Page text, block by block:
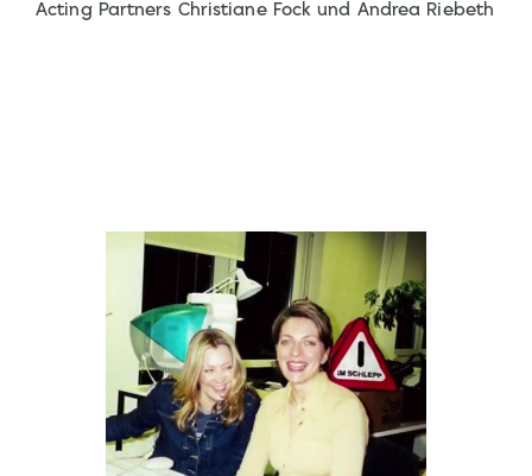
Acting Partners Christiane Fock und Andrea Riebeth